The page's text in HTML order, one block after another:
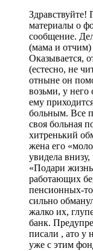
Здравствуйте!
материалы о
сообщение.
(мама и отчим)
Оказывается,
(естесно, не
отныне он
возьми, у него
ему
больным. Все
своя больная
хитренький
жена его
увидела
«Подари
работающих
пенсионных-
сильно
жалко их,
банк.
писали , ато
уже с этим